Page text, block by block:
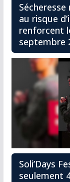
au risque
renforcent
septembre
Soli’Days
seulement